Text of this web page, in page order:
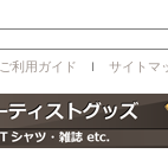
ご利用ガイド ｌ サイトマ